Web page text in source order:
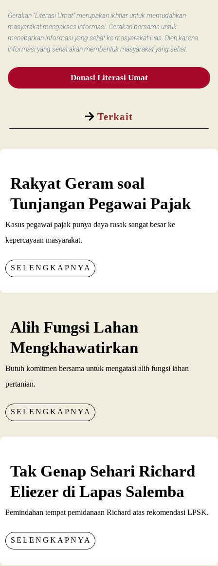
Terkait
Gerakan “Literasi Umat” merupakan ikhtiar untuk memudahkan
masyarakat mengakses informasi. Gerakan bersama untuk
menebarkan informasi yang sehat ke masyarakat luas. Oleh karena
informasi yang sehat akan membentuk masyarakat yang sehat.
Donasi Literasi Umat
Rakyat Geram soal
Tunjangan Pegawai Pajak
Kasus pegawai pajak punya daya rusak sangat besar ke
kepercayaan masyarakat.
SELENGKAPNYA
Alih Fungsi Lahan
Mengkhawatirkan
Butuh komitmen bersama untuk mengatasi alih fungsi lahan
pertanian.
SELENGKAPNYA
Tak Genap Sehari Richard
Eliezer di Lapas Salemba
Pemindahan tempat pemidanaan Richard atas rekomendasi LPSK.
SELENGKAPNYA